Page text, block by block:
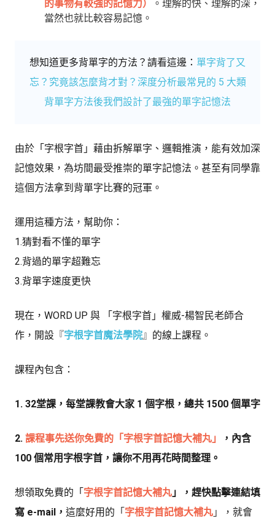
的事物有較強的記憶力）
。理解的快、理解的深，
當然也就比較容易記憶。
想知道更多背單字的方法？請看這邊： 單字背了又
忘？究竟該怎麼背才對？深度分析最常見的 5 大類
背單字方法後我們設計了最強的單字記憶法
由於「字根字首」藉由拆解單字、邏輯推演，能有效加深
記憶效果，為坊間最受推崇的單字記憶法。甚至有同學靠
這個方法拿到背單字比賽的冠軍。
運用這種方法，幫助你：
1.猜對看不懂的單字
2.背過的單字超難忘
3.背單字速度更快
現在，WORD UP 與 「字根字首」權威-楊智民老師合
作，開設 『字根字首魔法學院』 的線上課程。
課程內包含：
1. 32堂課，每堂課教會大家 1 個字根，總共 1500 個單字
2. 課程事先送你免費的「字根字首記憶大補丸」
，內含
100 個常用字根字首，讓你不用再花時間整理。
想領取免費的「 字根字首記憶大補丸 」，趕快點擊連結填
寫 e-mail ， 這麼好用的 「 字根字首記憶大補丸 」
，就會